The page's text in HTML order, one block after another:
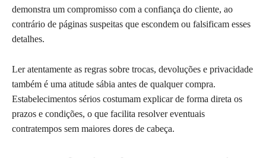
demonstra um compromisso com a confiança do cliente, ao
contrário de páginas suspeitas que escondem ou falsificam esses
detalhes.
Ler atentamente as regras sobre trocas, devoluções e privacidade
também é uma atitude sábia antes de qualquer compra.
Estabelecimentos sérios costumam explicar de forma direta os
prazos e condições, o que facilita resolver eventuais
contratempos sem maiores dores de cabeça.